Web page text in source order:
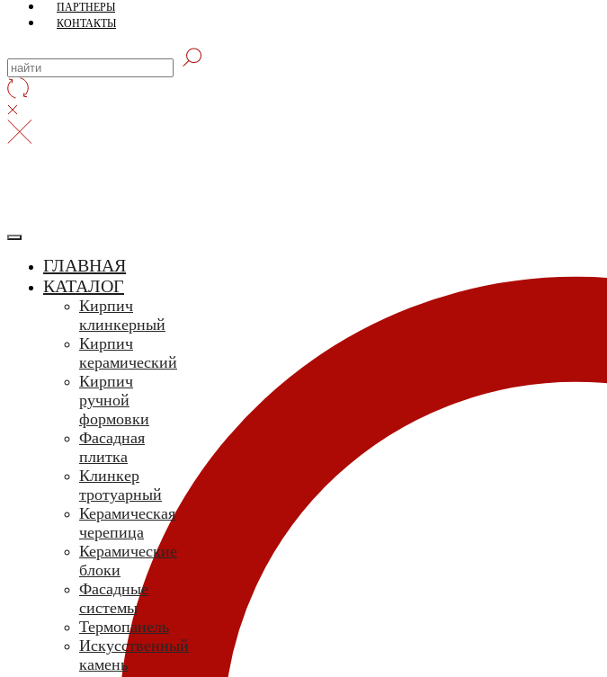
ПАРТНЕРЫ
КОНТАКТЫ
ГЛАВНАЯ
КАТАЛОГ
Кирпич
клинкерный
Кирпич
керамический
Кирпич
ручной
формовки
Фасадная
плитка
Клинкер
тротуарный
Керамическая
черепица
Керамические
блоки
Фасадные
системы
Термопанель
Искусственный
камень